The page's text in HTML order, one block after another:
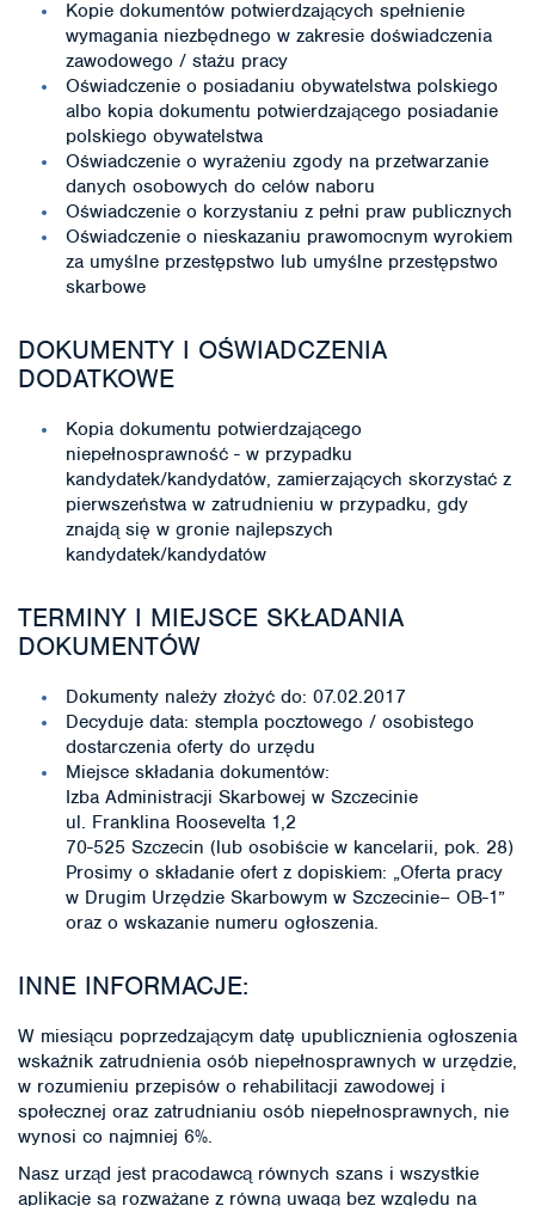
Kopie dokumentów potwierdzających spełnienie
wymagania niezbędnego w zakresie doświadczenia
zawodowego / stażu pracy
Oświadczenie o posiadaniu obywatelstwa polskiego
albo kopia dokumentu potwierdzającego posiadanie
polskiego obywatelstwa
Oświadczenie o wyrażeniu zgody na przetwarzanie
danych osobowych do celów naboru
Oświadczenie o korzystaniu z pełni praw publicznych
Oświadczenie o nieskazaniu prawomocnym wyrokiem
za umyślne przestępstwo lub umyślne przestępstwo
skarbowe
DOKUMENTY I OŚWIADCZENIA
DODATKOWE
Kopia dokumentu potwierdzającego
niepełnosprawność - w przypadku
kandydatek/kandydatów, zamierzających skorzystać z
pierwszeństwa w zatrudnieniu w przypadku, gdy
znajdą się w gronie najlepszych
kandydatek/kandydatów
TERMINY I MIEJSCE SKŁADANIA
DOKUMENTÓW
Dokumenty należy złożyć do: 07.02.2017
Decyduje data: stempla pocztowego / osobistego
dostarczenia oferty do urzędu
Miejsce składania dokumentów:
Izba Administracji Skarbowej w Szczecinie
ul. Franklina Roosevelta 1,2
70-525 Szczecin (lub osobiście w kancelarii, pok. 28)
Prosimy o składanie ofert z dopiskiem: „Oferta pracy
w Drugim Urzędzie Skarbowym w Szczecinie– OB-1”
oraz o wskazanie numeru ogłoszenia.
INNE INFORMACJE:
W miesiącu poprzedzającym datę upublicznienia ogłoszenia
wskaźnik zatrudnienia osób niepełnosprawnych w urzędzie,
w rozumieniu przepisów o rehabilitacji zawodowej i
społecznej oraz zatrudnianiu osób niepełnosprawnych, nie
wynosi co najmniej 6%.
Nasz urząd jest pracodawcą równych szans i wszystkie
aplikacje są rozważane z równą uwagą bez względu na